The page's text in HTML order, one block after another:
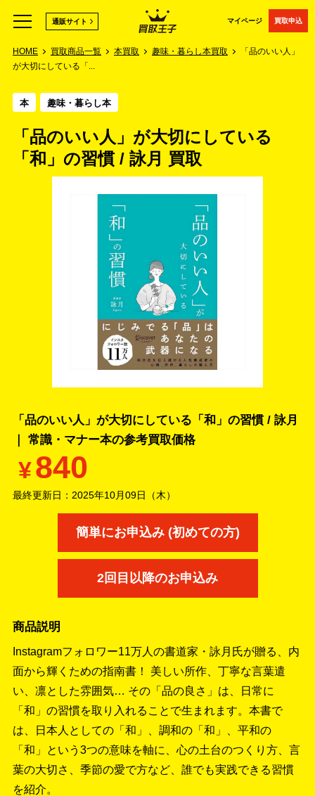
マイページ 買取申込
通販サイト
HOME 買取商品一覧 本買取 趣味・暮らし本買取
「品のいい人」
が大切にしている「...
本 趣味・暮らし本
「品のいい人」が大切にしている
「和」の習慣 / 詠月 買取
「品のいい人」が大切にしている「和」の習慣 / 詠月
｜ 常識・マナー本の参考買取価格
¥840
最終更新日： 2025年10月09日（木）
簡単にお申込み (初めての方)
2回目以降のお申込み
商品説明
Instagramフォロワー11万人の書道家・詠月氏が贈る、内
面から輝くための指南書！ 美しい所作、丁寧な言葉遣
い、凛とした雰囲気… その「品の良さ」は、日常に
「和」の習慣を取り入れることで生まれます。本書で
は、日本人としての「和」、調和の「和」、平和の
「和」という3つの意味を軸に、心の土台のつくり方、言
葉の大切さ、季節の愛で方など、誰でも実践できる習慣
を紹介。